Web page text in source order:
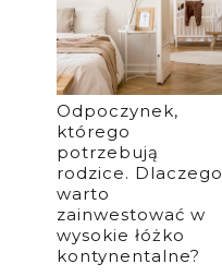
Odpoczynek,
którego
potrzebują
rodzice. Dlaczego
warto
zainwestować w
wysokie łóżko
kontynentalne?